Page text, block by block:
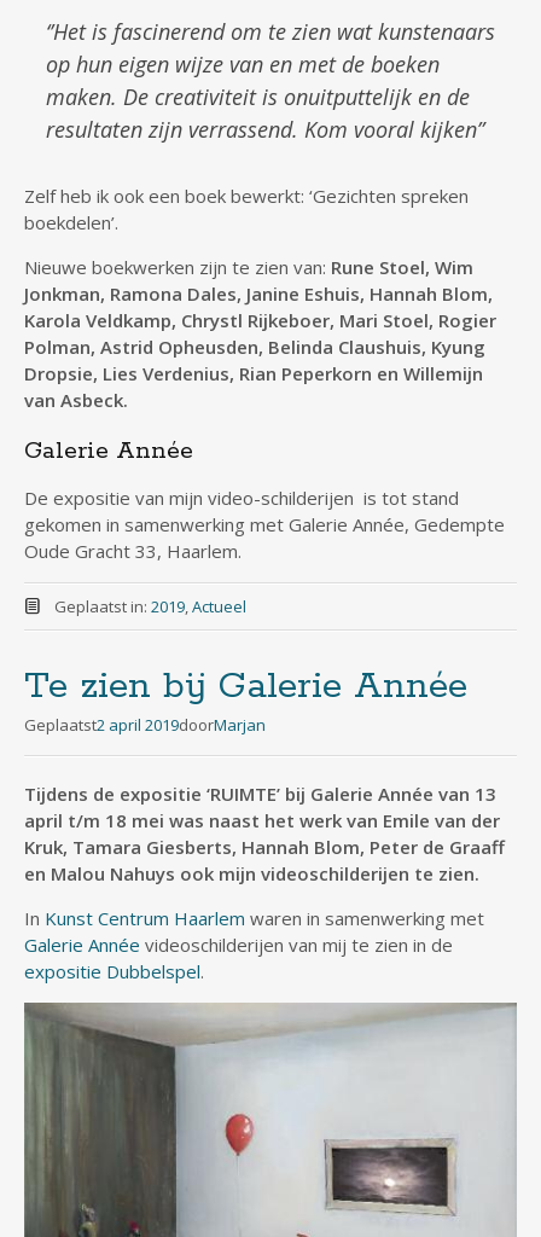
‘’Het is fascinerend om te zien wat kunstenaars
op hun eigen wijze van en met de boeken
maken. De creativiteit is onuitputtelijk en de
resultaten zijn verrassend. Kom vooral kijken”
Zelf heb ik ook een boek bewerkt: ‘Gezichten spreken
boekdelen’.
Nieuwe boekwerken zijn te zien van: Rune Stoel, Wim
Jonkman, Ramona Dales, Janine Eshuis, Hannah Blom,
Karola Veldkamp, Chrystl Rijkeboer, Mari Stoel, Rogier
Polman, Astrid Opheusden, Belinda Claushuis, Kyung
Dropsie, Lies Verdenius, Rian Peperkorn en Willemijn
van Asbeck.
Galerie Année
De expositie van mijn video-schilderijen is tot stand
gekomen in samenwerking met Galerie Année, Gedempte
Oude Gracht 33, Haarlem.
Geplaatst in: 2019,Actueel
Te zien bij Galerie Année
Geplaatst2 april 2019doorMarjan
Tijdens de expositie ‘RUIMTE’ bij Galerie Année van 13
april t/m 18 mei was naast het werk van Emile van der
Kruk, Tamara Giesberts, Hannah Blom, Peter de Graaff
en Malou Nahuys ook mijn videoschilderijen te zien.
In Kunst Centrum Haarlem waren in samenwerking met
Galerie Année videoschilderijen van mij te zien in de
expositie Dubbelspel.